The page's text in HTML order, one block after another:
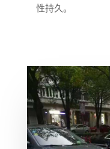
性持久。